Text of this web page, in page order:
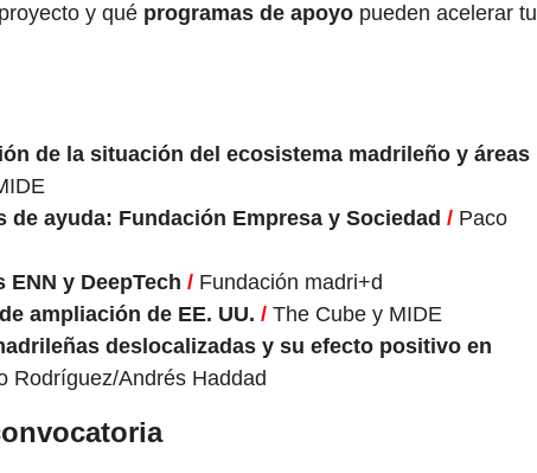
y qué programas de apoyo pueden acelerar tu
de la situación del ecosistema madrileño y áreas
de ayuda: Fundación Empresa y Sociedad / Paco
ENN y DeepTech / Fundación madri+d
ampliación de EE. UU. / The Cube y MIDE
deslocalizadas y su efecto positivo en
Rodríguez/Andrés Haddad